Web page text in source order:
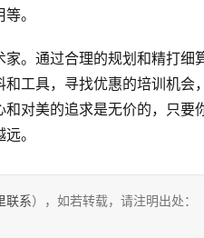
。
。通过合理的规划和精打细
工具，寻找优惠的培训机会
对美的追求是无价的，只要
。
联系），如若转载，请注明出处：